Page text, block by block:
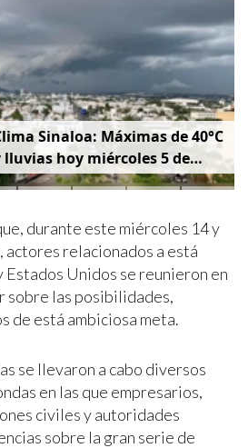
Sinaloa: Máximas de 40°C
lluvias hoy miércoles 5 de
durante este miércoles 14 y
relacionados a está
Unidos se reunieron en
sobre las posibilidades,
de está ambiciosa meta.
se llevaron a cabo diversos
en las que empresarios,
civiles y autoridades
sobre la gran serie de